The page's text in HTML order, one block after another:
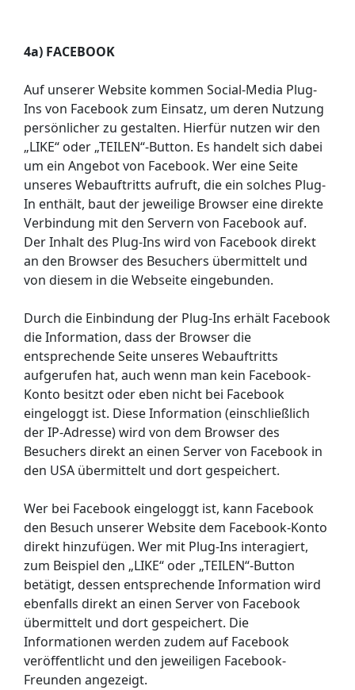
4a) FACEBOOK
Auf unserer Website kommen Social-Media Plug-
Ins von Facebook zum Einsatz, um deren Nutzung
persönlicher zu gestalten. Hierfür nutzen wir den
„LIKE“ oder „TEILEN“-Button. Es handelt sich dabei
um ein Angebot von Facebook. Wer eine Seite
unseres Webauftritts aufruft, die ein solches Plug-
In enthält, baut der jeweilige Browser eine direkte
Verbindung mit den Servern von Facebook auf.
Der Inhalt des Plug-Ins wird von Facebook direkt
an den Browser des Besuchers übermittelt und
von diesem in die Webseite eingebunden.
Durch die Einbindung der Plug-Ins erhält Facebook
die Information, dass der Browser die
entsprechende Seite unseres Webauftritts
aufgerufen hat, auch wenn man kein Facebook-
Konto besitzt oder eben nicht bei Facebook
eingeloggt ist. Diese Information (einschließlich
der IP-Adresse) wird von dem Browser des
Besuchers direkt an einen Server von Facebook in
den USA übermittelt und dort gespeichert.
Wer bei Facebook eingeloggt ist, kann Facebook
den Besuch unserer Website dem Facebook-Konto
direkt hinzufügen. Wer mit Plug-Ins interagiert,
zum Beispiel den „LIKE“ oder „TEILEN“-Button
betätigt, dessen entsprechende Information wird
ebenfalls direkt an einen Server von Facebook
übermittelt und dort gespeichert. Die
Informationen werden zudem auf Facebook
veröffentlicht und den jeweiligen Facebook-
Freunden angezeigt.